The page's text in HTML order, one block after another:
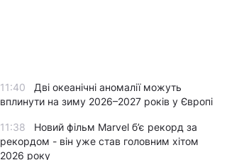
11:40
Дві океанічні аномалії можуть
вплинути на зиму 2026–2027 років у Європі
11:38
Новий фільм Marvel б’є рекорд за
рекордом - він уже став головним хітом
2026 року